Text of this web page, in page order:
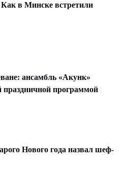
в Минске встретили
ансамбль «Акунк»
праздничной программой
Нового года назвал шеф-